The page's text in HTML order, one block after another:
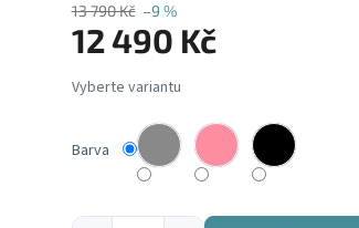
13 790 Kč –9 %
12 490 Kč
Měrná
cena:
Barva